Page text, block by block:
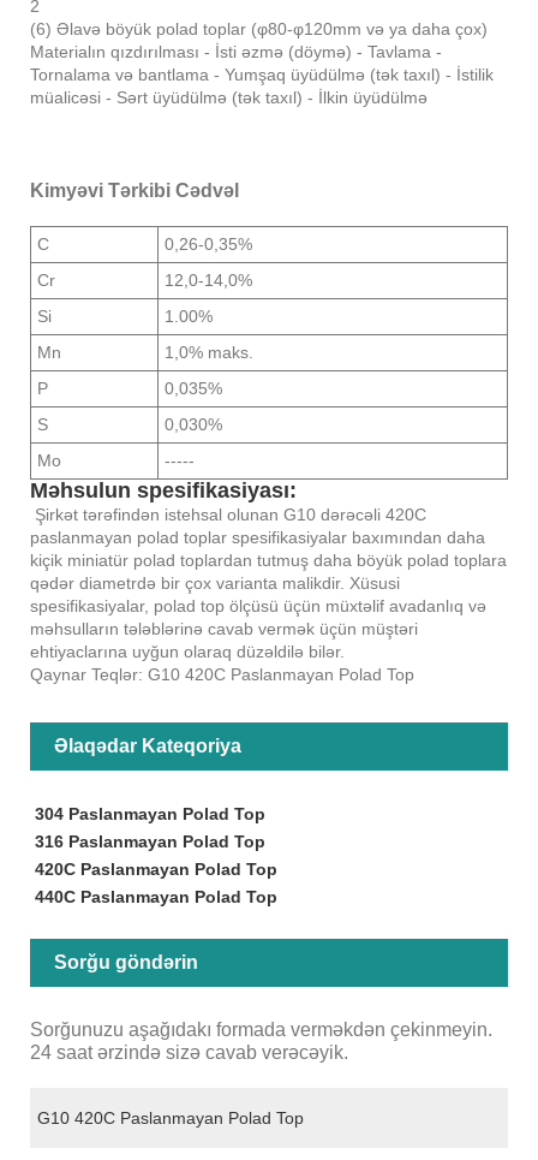
2
(6) Əlavə böyük polad toplar (φ80-φ120mm və ya daha çox)
Materialın qızdırılması - İsti əzmə (döymə) - Tavlama -
Tornalama və bantlama - Yumşaq üyüdülmə (tək taxıl) - İstilik
müalicəsi - Sərt üyüdülmə (tək taxıl) - İlkin üyüdülmə
Kimyəvi Tərkibi Cədvəl
C
0,26-0,35%
Cr
12,0-14,0%
Si
1.00%
Mn
1,0% maks.
P
0,035%
S
0,030%
Mo
-----
Məhsulun spesifikasiyası:
Şirkət tərəfindən istehsal olunan G10 dərəcəli 420C
paslanmayan polad toplar spesifikasiyalar baxımından daha
kiçik miniatür polad toplardan tutmuş daha böyük polad toplara
qədər diametrdə bir çox varianta malikdir. Xüsusi
spesifikasiyalar, polad top ölçüsü üçün müxtəlif avadanlıq və
məhsulların tələblərinə cavab vermək üçün müştəri
ehtiyaclarına uyğun olaraq düzəldilə bilər.
Qaynar Teqlər: G10 420C Paslanmayan Polad Top
Əlaqədar Kateqoriya
304 Paslanmayan Polad Top
316 Paslanmayan Polad Top
420C Paslanmayan Polad Top
440C Paslanmayan Polad Top
Sorğu göndərin
Sorğunuzu aşağıdakı formada verməkdən çekinmeyin.
24 saat ərzində sizə cavab verəcəyik.